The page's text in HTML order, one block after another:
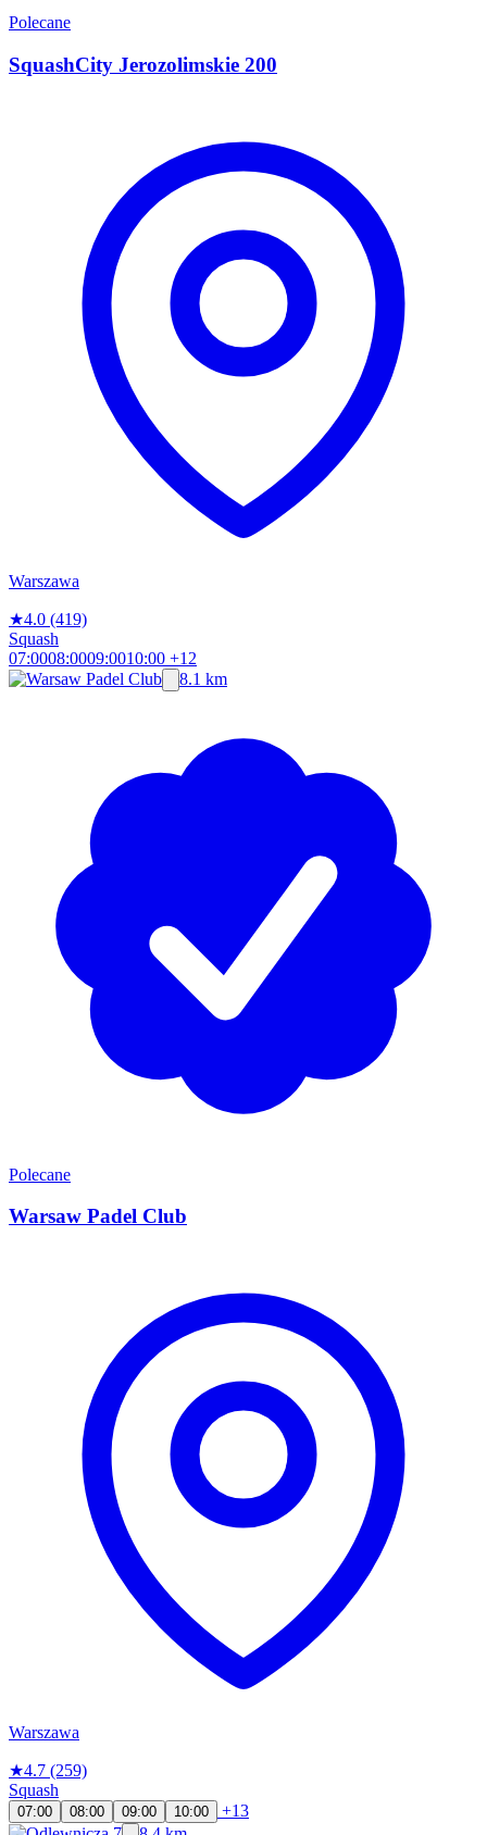
Polecane
SquashCity Jerozolimskie 200
Warszawa
★4.0 (419)
Squash
07:0008:0009:0010:00 +12
8.1 km
Polecane
Warsaw Padel Club
Warszawa
★4.7 (259)
Squash
07:00 08:00 09:00 10:00
+13